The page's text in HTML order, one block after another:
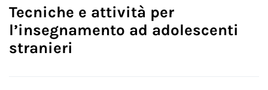
Tecniche e attività per
l’insegnamento ad adolescenti
stranieri